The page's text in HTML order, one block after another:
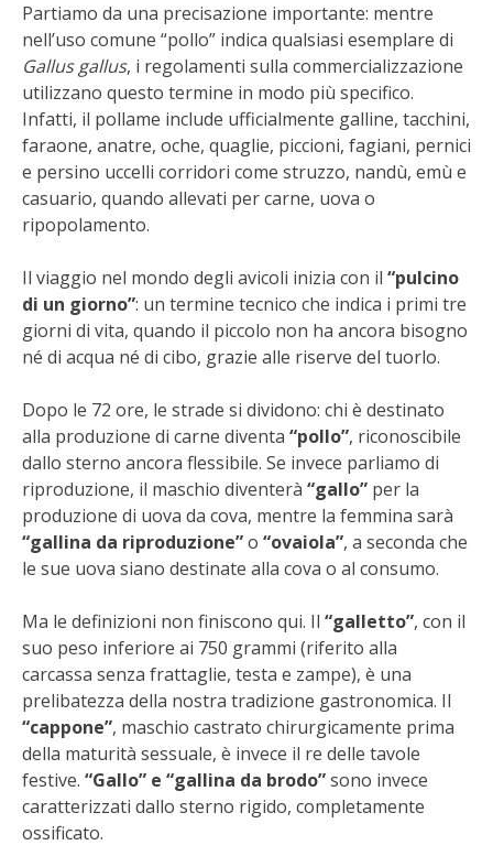
NOCCIOLA DI CALABRIA
PELLENC
MEDICINA DEI SEMPLICI
SCONTI NOVEMBRE
COMPO
HUSQVARNA
BENZA
ORTO BIO – TECNICHE DI COLTIVAZIONE
THERMACELL
TAP TRAP
IL MIO ORTO
ANIMALI UMANI E NON UMANI
IL MIO 2025
COLTIVARE L’OLIVO
Partiamo da una precisazione importante: mentre
nell’uso comune “pollo” indica qualsiasi esemplare di
Gallus gallus, i regolamenti sulla commercializzazione
utilizzano questo termine in modo più specifico.
Infatti, il pollame include ufficialmente galline, tacchini,
faraone, anatre, oche, quaglie, piccioni, fagiani, pernici
e persino uccelli corridori come struzzo, nandù, emù e
casuario, quando allevati per carne, uova o
ripopolamento.
Il viaggio nel mondo degli avicoli inizia con il “pulcino
di un giorno”: un termine tecnico che indica i primi tre
giorni di vita, quando il piccolo non ha ancora bisogno
né di acqua né di cibo, grazie alle riserve del tuorlo.
Dopo le 72 ore, le strade si dividono: chi è destinato
alla produzione di carne diventa “pollo”, riconoscibile
dallo sterno ancora flessibile. Se invece parliamo di
riproduzione, il maschio diventerà “gallo” per la
produzione di uova da cova, mentre la femmina sarà
“gallina da riproduzione”o “ovaiola”, a seconda che
le sue uova siano destinate alla cova o al consumo.
Ma le definizioni non finiscono qui. Il “galletto”, con il
suo peso inferiore ai 750 grammi (riferito alla
carcassa senza frattaglie, testa e zampe), è una
prelibatezza della nostra tradizione gastronomica. Il
“cappone”, maschio castrato chirurgicamente prima
della maturità sessuale, è invece il re delle tavole
festive. “Gallo” e “gallina da brodo”sono invece
caratterizzati dallo sterno rigido, completamente
ossificato.